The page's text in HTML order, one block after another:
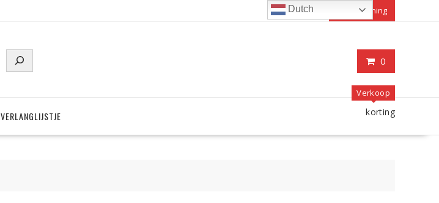
Mijn rekening
0
VERLANGLIJSTJE
Verkoop
korting
Dutch